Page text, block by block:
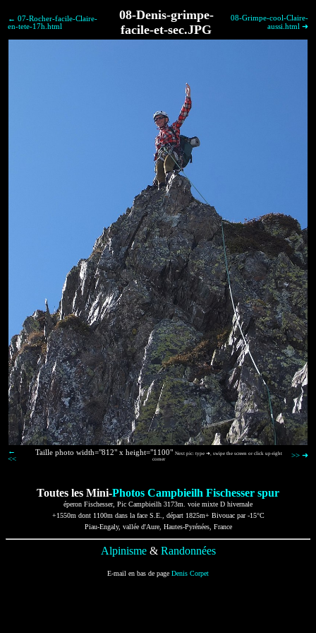
← 07-Rocher-facile-Claire-
en-tete-17h.html
08-Denis-grimpe-
facile-et-sec.JPG
08-Grimpe-cool-Claire-
aussi.html ➜
←
<<
Taille photo width="812" x height="1100" Next pic: type ➜, swipe the screen or click up-right
corner
>> ➜
Toutes les Mini-Photos Campbieilh Fischesser spur
éperon Fischesser, Pic Campbieilh 3173m. voie mixte D hivernale
+1550m dont 1100m dans la face S.E., départ 1825m+ Bivouac par -15°C
Piau-Engaly, vallée d'Aure, Hautes-Pyrénées, France
Alpinisme& Randonnées
E-mail en bas de page Denis Corpet